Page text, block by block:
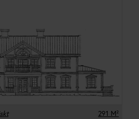
291 M²